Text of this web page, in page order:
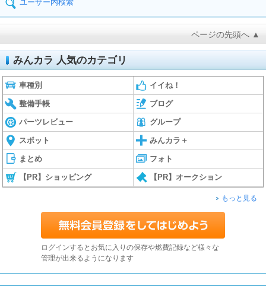
ユーザー内検索
ページの先頭へ ▲
みんカラ 人気のカテゴリ
車種別 イイね！
整備手帳 ブログ
パーツレビュー グループ
スポット みんカラ＋
まとめ フォト
【PR】ショッピング 【PR】オークション
もっと見る
ログインするとお気に入りの保存や燃費記録など様々な
管理が出来るようになります